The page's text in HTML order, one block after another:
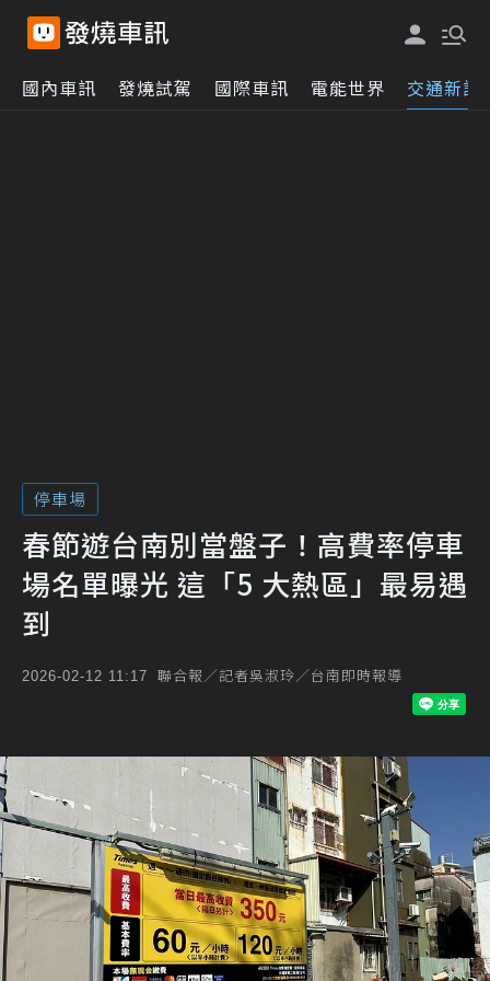
國內車訊 發燒試駕 國際車訊 電能世界 交通新訊
停車場
春節遊台南別當盤子！高費率停車
場名單曝光 這「5 大熱區」最易遇
到
2026-02-12 11:17 聯合報／記者吳淑玲／台南即時報導